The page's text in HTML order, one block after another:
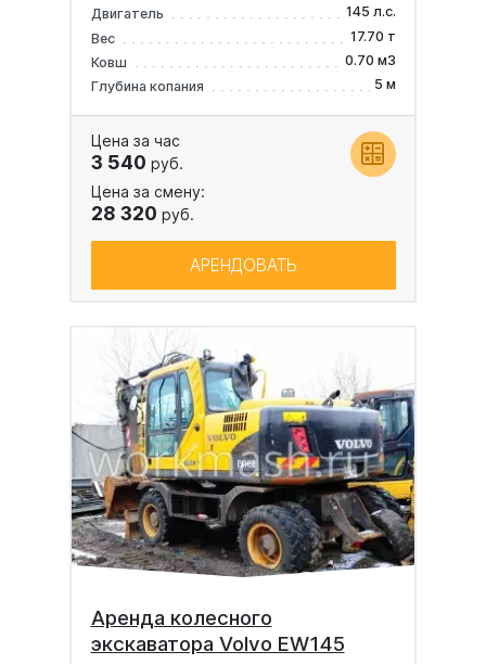
Двигатель
145 л.с.
Вес
17.70 т
Ковш
0.70 м3
Глубина копания
5 м
Цена за час
3 540 руб.
Цена за смену:
28 320 руб.
АРЕНДОВАТЬ
Аренда колесного
экскаватора Volvo EW145